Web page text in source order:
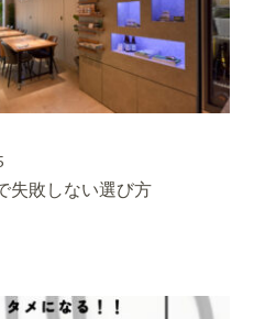
失敗しない選び方